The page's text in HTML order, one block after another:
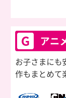
G アニ
お子さまにも
作もまとめて